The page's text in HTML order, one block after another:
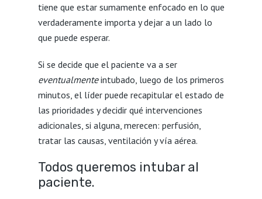
tiene que estar sumamente enfocado en lo que
verdaderamente importa y dejar a un lado lo
que puede esperar.
Si se decide que el paciente va a ser
eventualmenteintubado, luego de los primeros
minutos, el líder puede recapitular el estado de
las prioridades y decidir qué intervenciones
adicionales, si alguna, merecen: perfusión,
tratar las causas, ventilación y vía aérea.
Todos queremos intubar al
paciente.